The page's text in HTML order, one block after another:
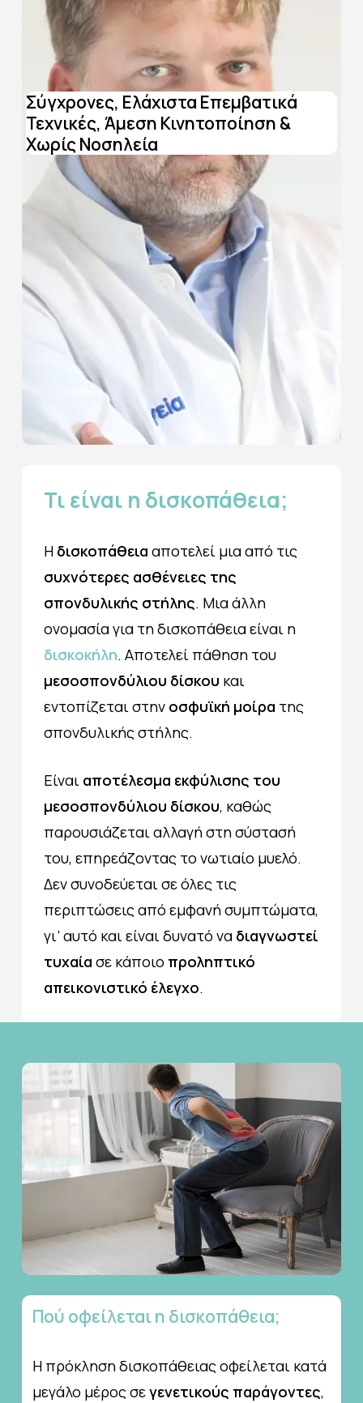
Τιείναι η δισκοπάθεια;
Η δισκοπάθεια αποτελεί μια από τις
συχνότερες ασθένειες της
σπονδυλικής στήλης. Μια άλλη
ονομασία για τη δισκοπάθεια είναι η
δισκοκήλη. Αποτελεί πάθηση του
μεσοσπονδύλιου δίσκου και
εντοπίζεται στην οσφυϊκή μοίρα της
σπονδυλικής στήλης.
Είναι αποτέλεσμα εκφύλισης του
μεσοσπονδύλιου δίσκου, καθώς
παρουσιάζεται αλλαγή στη σύστασή
του, επηρεάζοντας το νωτιαίο μυελό.
Δεν συνοδεύεται σε όλες τις
περιπτώσεις από εμφανή συμπτώματα,
γι’ αυτό και είναι δυνατό να διαγνωστεί
τυχαία σε κάποιο προληπτικό
απεικονιστικό έλεγχο.
Σύγχρονες, Ελάχιστα Επεμβατικά
Τεχνικές, Άμεση Κινητοποίηση &
Χωρίς Νοσηλεία
Πού οφείλεταιη δισκοπάθεια;
Η πρόκληση δισκοπάθειας οφείλεται κατά
μεγάλο μέρος σεγενετικούς παράγοντες,